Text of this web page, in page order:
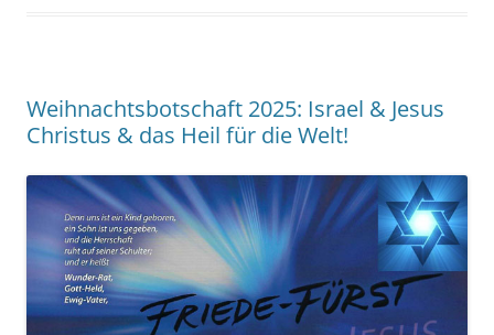
Weihnachtsbotschaft 2025: Israel & Jesus
Christus & das Heil für die Welt!